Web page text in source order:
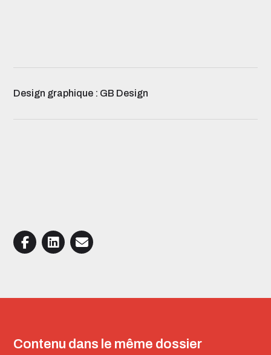
Design graphique : GB Design
Contenu dans le même dossier